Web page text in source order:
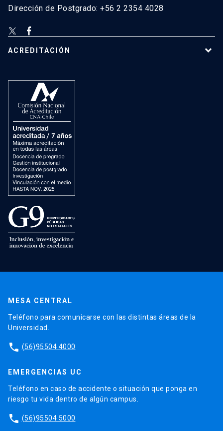
Dirección de Postgrado: +56 2 2354 4028
ACREDITACIÓN
MESA CENTRAL
Teléfono para comunicarse con las distintas áreas de la
Universidad.
phone (56)95504 4000
EMERGENCIAS UC
Teléfono en caso de accidente o situación que ponga en
riesgo tu vida dentro de algún campus.
phone (56)95504 5000